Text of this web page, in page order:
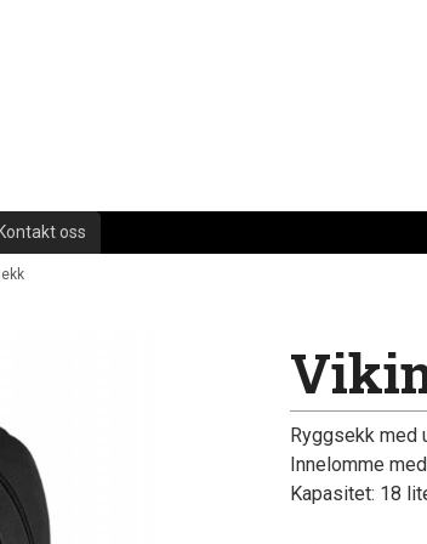
Kontakt oss
Ryggsekk
Innelomme
Kapasitet: 18